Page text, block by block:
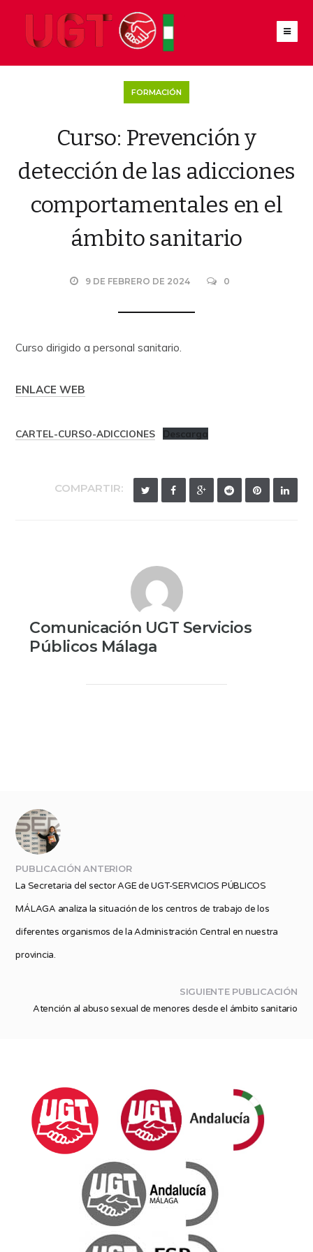
FORMACIÓN
Curso: Prevención y
detección de las adicciones
comportamentales en el
ámbito sanitario
9 DE FEBRERO DE 2024 0
Curso dirigido a personal sanitario.
ENLACE WEB
CARTEL-CURSO-ADICCIONES Descarga
COMPARTIR:
Comunicación UGT Servicios
Públicos Málaga
PUBLICACIÓN ANTERIOR
La Secretaria del sector AGE de UGT-SERVICIOS PÚBLICOS
MÁLAGA analiza la situación de los centros de trabajo de los
diferentes organismos de la Administración Central en nuestra
provincia.
SIGUIENTE PUBLICACIÓN
Atención al abuso sexual de menores desde el ámbito sanitario